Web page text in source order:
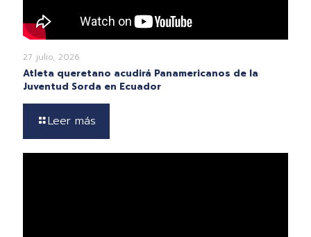
27 julio, 2026
Atleta queretano acudirá Panamericanos de la
Juventud Sorda en Ecuador
Leer más